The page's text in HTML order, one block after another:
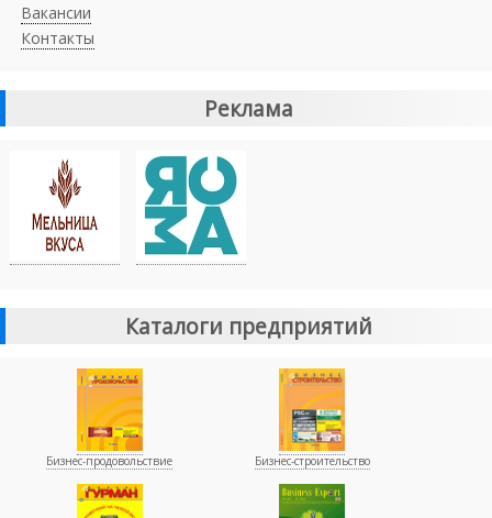
Вакансии
Контакты
Реклама
Каталоги предприятий
Бизнес-продовольствие Бизнес-строительство